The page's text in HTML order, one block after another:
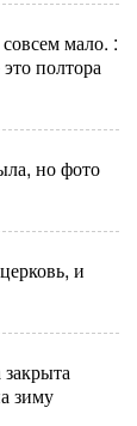
мало. :
полтора
но фото
и
зиму